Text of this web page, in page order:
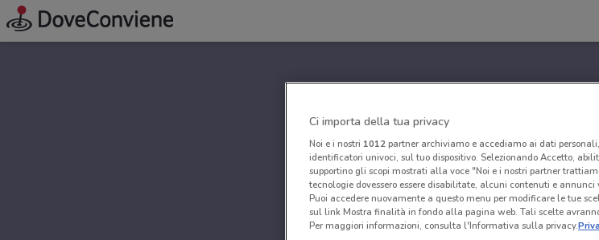
Ci importa della tua privacy
Noi e i nostri 1012partner archiviamo e accediamo ai dati
identificatori univoci, sul tuo dispositivo. Selezionando Accetto,
supportino gli scopi mostrati alla voce "Noi e i nostri partner
tecnologie dovessero essere disabilitate, alcuni contenuti e annunci
Puoi accedere nuovamente a questo menu per modificare le tue
sul link Mostra finalità in fondo alla pagina web. Tali scelte
Per maggiori informazioni, consulta l'Informativa sulla privacy.